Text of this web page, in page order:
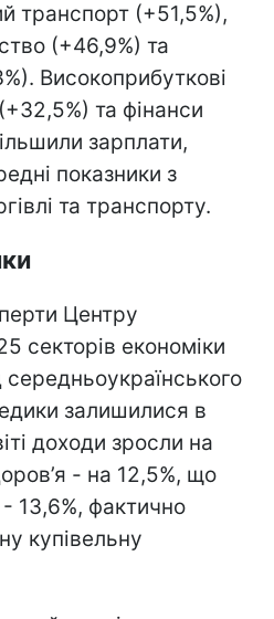
транспорт (+51,5%),
(+46,9%) та
Високоприбуткові
та фінанси
зарплати,
показники з
та транспорту.
Центру
секторів економіки
середньоукраїнського
залишилися в
доходи зросли на
- на 12,5%, що
13,6%, фактично
купівельну